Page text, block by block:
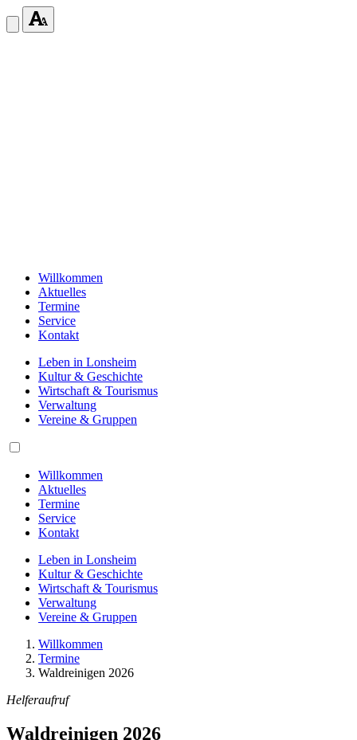
Willkommen
Aktuelles
Termine
Service
Kontakt
Leben in Lonsheim
Kultur & Geschichte
Wirtschaft & Tourismus
Verwaltung
Vereine & Gruppen
Willkommen
Aktuelles
Termine
Service
Kontakt
Leben in Lonsheim
Kultur & Geschichte
Wirtschaft & Tourismus
Verwaltung
Vereine & Gruppen
Willkommen
Termine
Waldreinigen 2026
Helferaufruf
Waldreinigen 2026